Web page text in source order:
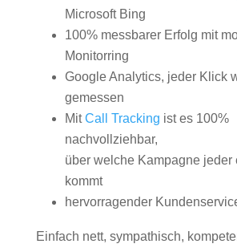
Microsoft Bing
100% messbarer Erfolg mit
Monitorring
Google Analytics, jeder Klick
gemessen
MitCall Tracking ist es 100%
nachvollziehbar,
über welche Kampagne jeder
kommt
hervorragender
Einfach nett, sympathisch,